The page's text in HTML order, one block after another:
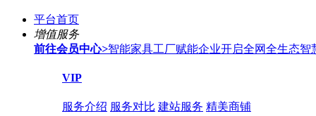
平台首页
增值服务
前往会员中心>智能家具工厂赋能企业开启全网全生态智
VIP
服务介绍 服务对比 建站服务 精美商铺